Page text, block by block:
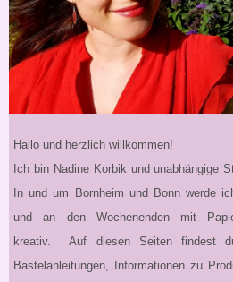
Hallo und herzlich willkommen!
Ich bin Nadine Korbik und unabhängige
In und um Bornheim und Bonn werde
und an den Wochenenden mit
kreativ. Auf diesen Seiten findest
Bastelanleitungen, Informationen zu